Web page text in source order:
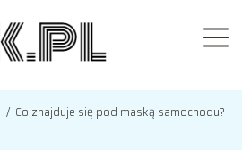
/ Co znajduje się pod maską samochodu?